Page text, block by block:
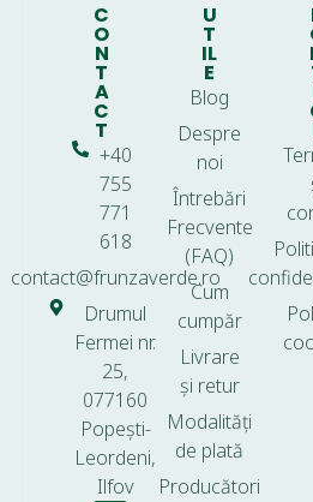
C
O
N
T
A
C
T
+40
755
771
618
contact@frunzaverde.ro
Drumul
Fermei nr.
25,
077160
Popești-
Leordeni,
Ilfov
U
T
IL
E
Blog
Despre
noi
Întrebări
Frecvente
(FAQ)
Cum
cumpăr
Livrare
și retur
Modalități
de plată
Producători